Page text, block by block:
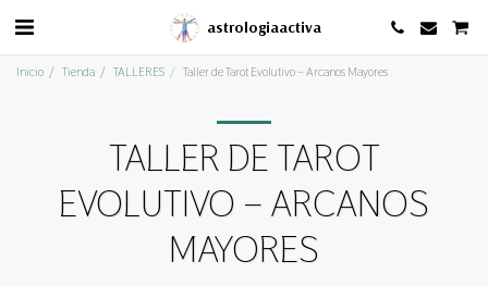
astrologiaactiva
Inicio Tienda TALLERES Taller de Tarot Evolutivo – Arcanos Mayores
TALLER DE TAROT
EVOLUTIVO – ARCANOS
MAYORES